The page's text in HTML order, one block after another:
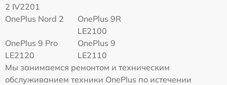
2 IV2201
OnePlus Nord 2
OnePlus 9R
LE2100
OnePlus 9 Pro
LE2120
OnePlus 9
LE2110
Мы занимаемся ремонтом и техническим
обслуживанием техники OnePlus по истечении